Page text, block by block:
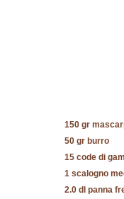
150 gr
50 gr burro
15 code di
1 scalogno
2.0 dl panna